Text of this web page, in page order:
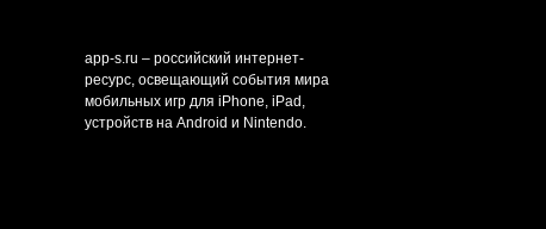
app-s.ru – российский интернет-
ресурс, освещающий события мира
мобильных игр для iPhone, iPad,
устройств на Android и Nintendo.